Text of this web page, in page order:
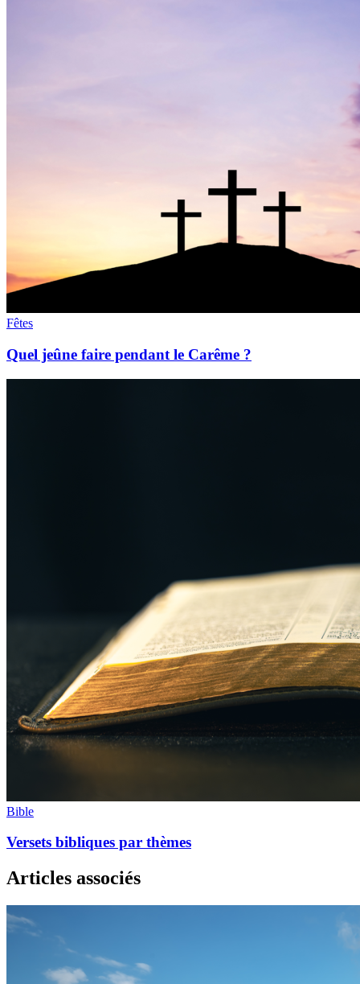
Fêtes
Quel jeûne faire pendant le Carême ?
Bible
Versets bibliques par thèmes
Articles associés